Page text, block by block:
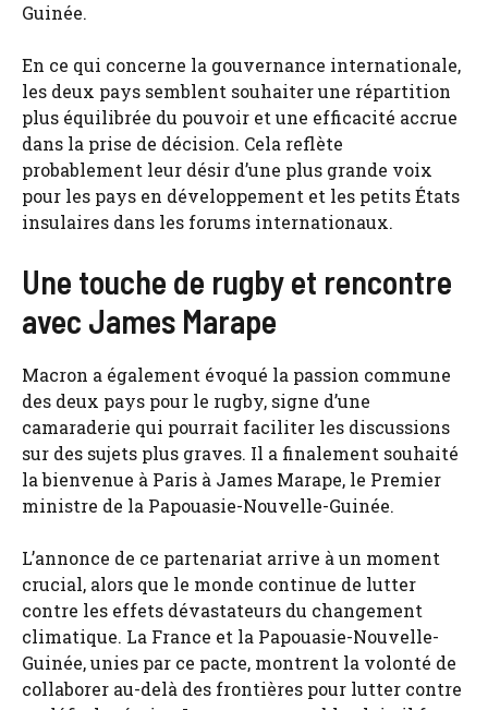
Guinée.
En ce qui concerne la gouvernance internationale,
les deux pays semblent souhaiter une répartition
plus équilibrée du pouvoir et une efficacité accrue
dans la prise de décision. Cela reflète
probablement leur désir d’une plus grande voix
pour les pays en développement et les petits États
insulaires dans les forums internationaux.
Une touche de rugby et rencontre
avec James Marape
Macron a également évoqué la passion commune
des deux pays pour le rugby, signe d’une
camaraderie qui pourrait faciliter les discussions
sur des sujets plus graves. Il a finalement souhaité
la bienvenue à Paris à James Marape, le Premier
ministre de la Papouasie-Nouvelle-Guinée.
L’annonce de ce partenariat arrive à un moment
crucial, alors que le monde continue de lutter
contre les effets dévastateurs du changement
climatique. La France et la Papouasie-Nouvelle-
Guinée, unies par ce pacte, montrent la volonté de
collaborer au-delà des frontières pour lutter contre